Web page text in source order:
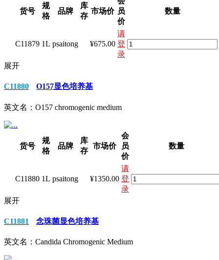
货号
规
格
品牌
库
存
市场价 员
价
数量
C11879 1L psaitong ¥675.00
请
登
录
展开
C11880 O157显色培养基
英文名： O157 chromogenic medium
货号
规
格
品牌
库
存
市场价
会
员
价
数量
C11880 1L psaitong ¥1350.00
请
登
录
展开
C11881 念珠菌显色培养基
英文名： Candida Chromogenic Medium